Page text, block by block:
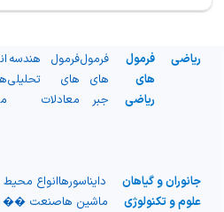
ریاضی
فرمول
های
ریاضی
فرمول
های
جبر
فرمول
های
معادلات
هندسه
تحلیلی
جانوران و گیاهان دایناسورهاانواع
علوم و تکنولوژی
ماشین هاصنعت ��